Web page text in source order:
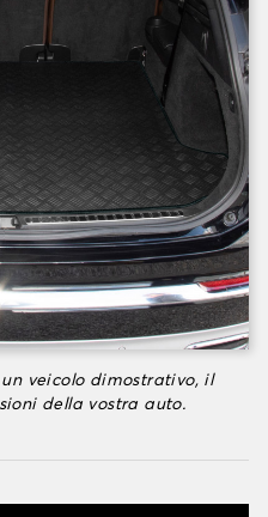
veicolo dimostrativo, il
della vostra auto.